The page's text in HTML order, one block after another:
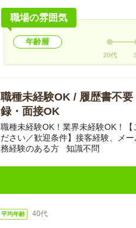
職場の雰囲気
年齢層
20代
職種未経験OK / 履歴書不
録・面接OK
職種未経験OK！業界未経験OK！
ださい／歓迎条件】接客経験、メ
務経験のある方 知識不問
平均年齢 40代